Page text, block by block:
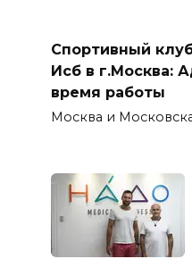
Спортивный
Исб в г.Москва:
время работы
Москва и